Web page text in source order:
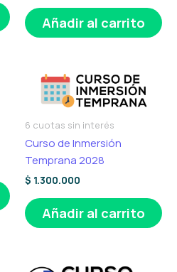
Añadir al carrito
6 cuotas sin interés
Curso de Inmersión
Temprana 2028
$ 1.300.000
Añadir al carrito